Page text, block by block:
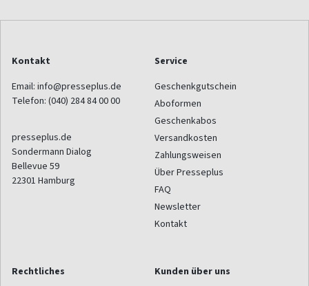
Kontakt
Email: info@presseplus.de
Telefon: (040) 284 84 00 00
presseplus.de
Sondermann Dialog
Bellevue 59
22301 Hamburg
Service
Geschenkgutschein
Aboformen
Geschenkabos
Versandkosten
Zahlungsweisen
Über Presseplus
FAQ
Newsletter
Kontakt
Rechtliches
Kunden über uns